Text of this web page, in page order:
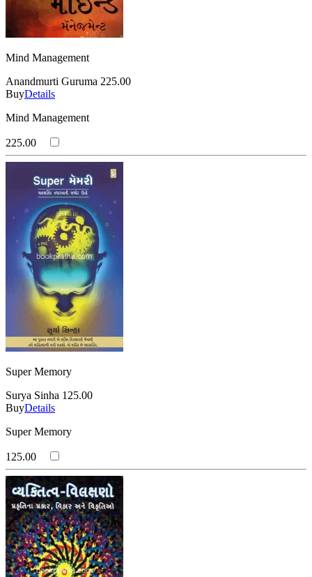
Mind Management
Anandmurti Guruma 225.00
BuyDetails
Mind Management
225.00
Super Memory
Surya Sinha 125.00
BuyDetails
Super Memory
125.00